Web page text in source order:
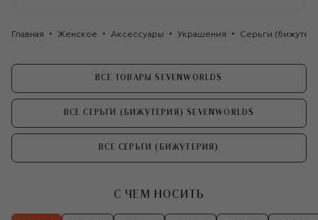
Главная Женское Аксессуары Украшения Серьги
ВСЕ ТОВАРЫ SEVENWORLDS
ВСЕ СЕРЬГИ (БИЖУТЕРИЯ) SEVENWORLDS
ВСЕ СЕРЬГИ (БИЖУТЕРИЯ)
С ЧЕМ НОСИТЬ